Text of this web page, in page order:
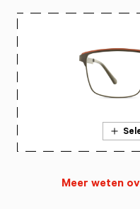
Meer weten